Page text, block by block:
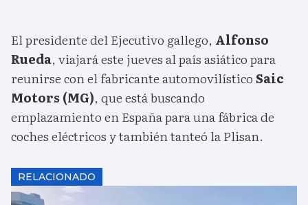
El presidente del Ejecutivo gallego, Alfonso
Rueda, viajará este jueves al país asiático para
reunirse con el fabricante automovilísticoSaic
Motors (MG), que está buscando
emplazamiento en España para una fábrica de
coches eléctricos y también tanteó la Plisan.
RELACIONADO